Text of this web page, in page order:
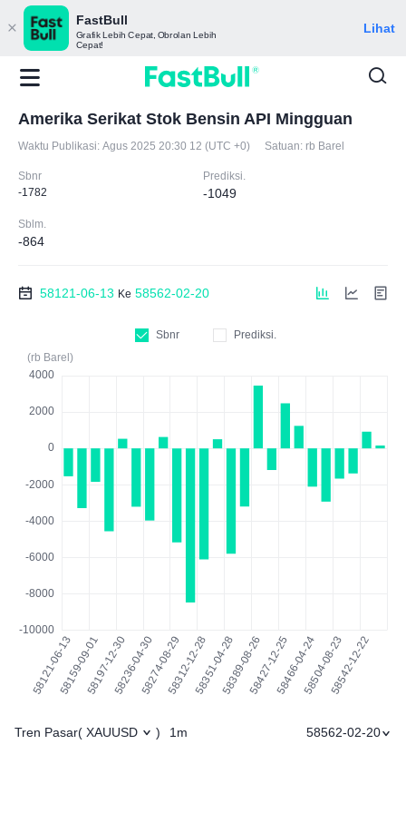
FastBull
Grafik Lebih Cepat, Obrolan Lebih
Cepat!
Lihat
Amerika Serikat Stok Bensin API Mingguan
Waktu Publikasi: Agus 2025 20:30 12 (UTC +0) Satuan: rb Barel
Sbnr
-1782
Prediksi.
-1049
Sblm.
-864
58121-06-13 Ke 58562-02-20
Sbnr
Prediksi.
(rb Barel)
Tren Pasar( XAUUSD ) 1m 58562-02-20